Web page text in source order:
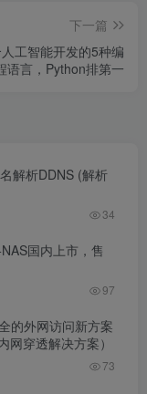
下一篇
工智能开发的5种编
语言，Python排第一
解析DDNS (解析
34
国内上市，售
97
的外网访问新方案
网穿透解决方案）
73